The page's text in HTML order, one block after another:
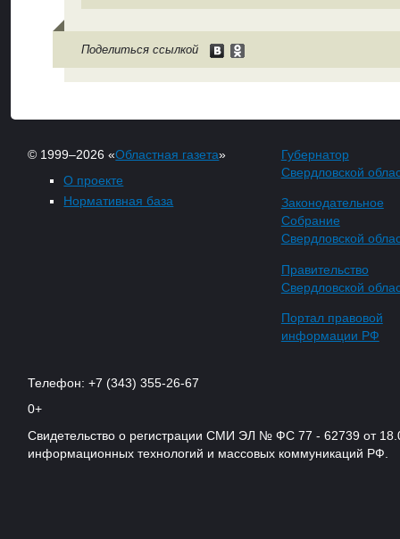
Поделиться ссылкой
© 1999–2026 «Областная газета»
О проекте
Нормативная база
Губернатор
Свердловской
Законодательное
Собрание
Свердловской
Правительство
Свердловской
Портал правовой
информации РФ
Телефон: +7 (343) 355-26-67
0+
Свидетельство о регистрации СМИ ЭЛ № ФС 77 - 62739 от
информационных технологий и массовых коммуникаций РФ.